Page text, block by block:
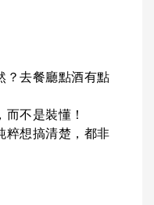
？去餐廳點酒有點
不是裝懂！
粹想搞清楚，都非